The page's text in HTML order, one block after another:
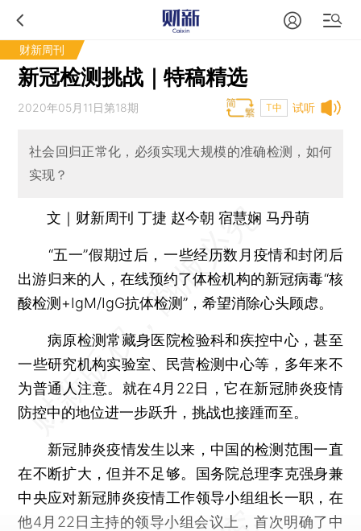
财新周刊
新冠检测挑战｜特稿精选
试听
2020年05月11日第18期 T中
社会回归正常化，必须实现大规模的准确检测，如何
实现？
文｜财新周刊 丁捷 赵今朝 宿慧娴 马丹萌
“五一”假期过后，一些经历数月疫情和封闭后
出游归来的人，在线预约了体检机构的新冠病毒“核
酸检测+IgM/IgG抗体检测”，希望消除心头顾虑。
病原检测常藏身医院检验科和疾控中心，甚至
一些研究机构实验室、民营检测中心等，多年来不
为普通人注意。就在4月22日，它在新冠肺炎疫情
防控中的地位进一步跃升，挑战也接踵而至。
新冠肺炎疫情发生以来，中国的检测范围一直
在不断扩大，但并不足够。国务院总理李克强身兼
中央应对新冠肺炎疫情工作领导小组组长一职，在
他4月22日主持的领导小组会议上，首次明确了中